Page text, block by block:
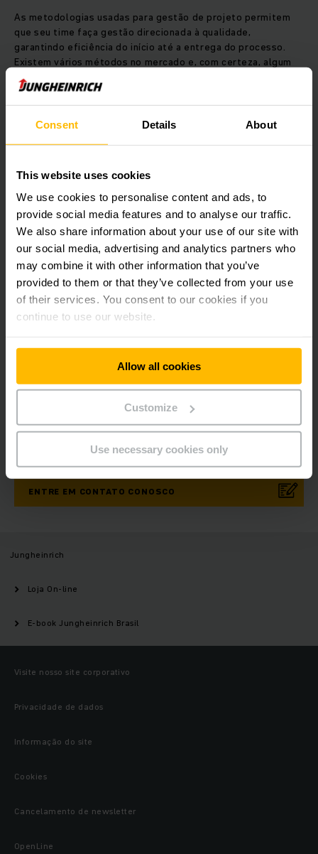
Consent Details About
This website uses cookies
We use cookies to personalise content and ads, to
provide social media features and to analyse our traffic.
We also share information about your use of our site with
our social media, advertising and analytics partners who
may combine it with other information that you’ve
provided to them or that they’ve collected from your use
of their services. You consent to our cookies if you
continue to use our website.
Allow all cookies
Customize
Use necessary cookies only
As metodologias usadas para gestão de projeto permitem
que seu time faça gestão direcionada à qualidade,
garantindo eficiência do início até a entrega do processo.
Existem vários métodos no mercado e, com certeza, algum
deles irá ajudar a sua empresa.Conheça, a seguir, um pouco
mais sobre gestão de projeto!
Acesse o formulário abaixo, que em instantes você receberá
o material completo.
E-BOOK
Newsletters Redes Sociais
Alguma dúvida? Fale conosco
pelos nossos canais oficiais!
ENTRE EM CONTATO CONOSCO
Jungheinrich
Loja On-line
E-book Jungheinrich Brasil
Visite nosso site corporativo
Privacidade de dados
Informação do site
Cookies
Cancelamento de newsletter
OpenLine